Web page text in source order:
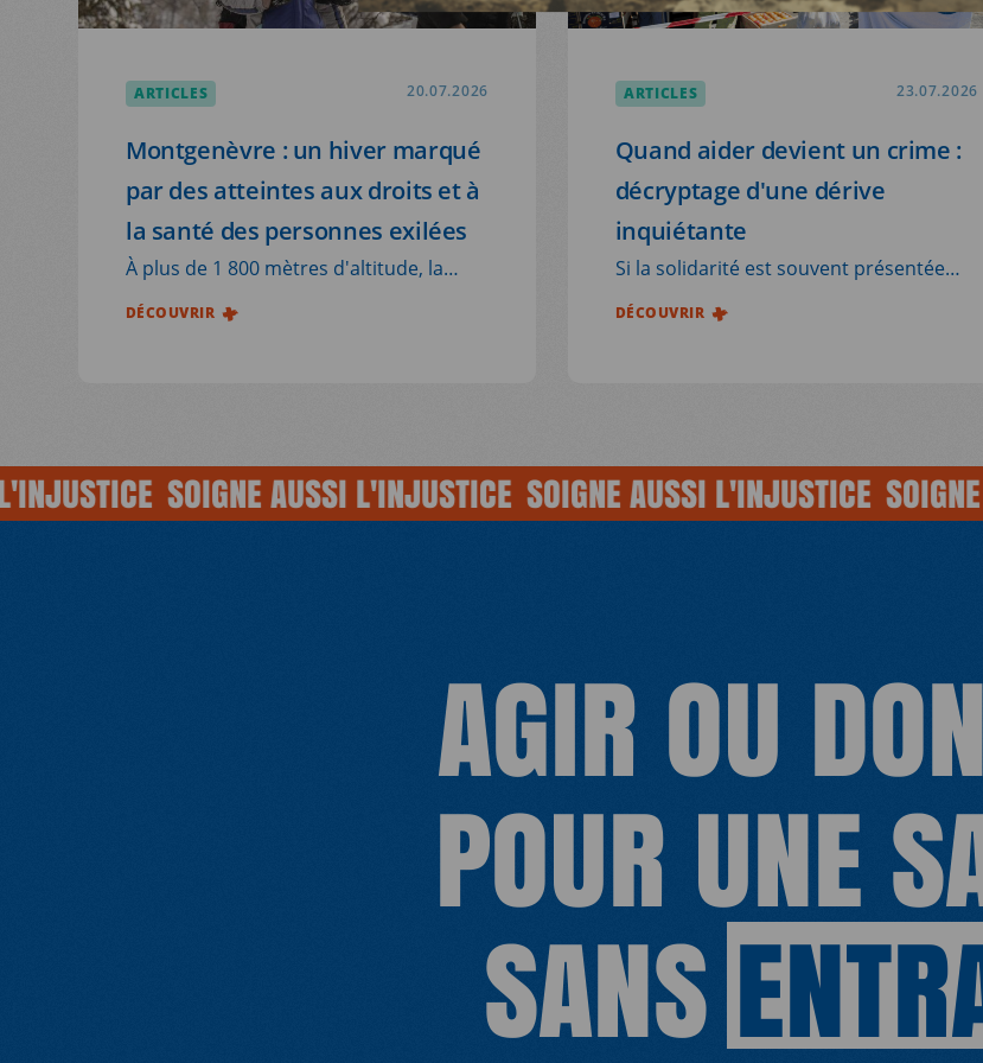
ARTICLES 20.07.2026
Montgenèvre : un hiver marqué
par des atteintes aux droits et à
la santé des personnes exilées
À plus de 1 800 mètres d'altitude, la
frontière franco-italienne de
montagne dans des conditions
particulièrement difficiles. L'hiver
DÉCOUVRIR
ARTICLES 23.07.2026
Quand aider devient un crime :
décryptage d'une dérive
inquiétante
Si la solidarité est souvent présentée
comme une valeur fondamentale ne
terrain, spécialiste de la frontière et des
migrations, Sophie Djigo mène des
solidarités.
DÉCOUVRIR
SOIGNE AUSSI L'INJUSTICE SOIGNE AUSSI L'INJUSTICE SOIGNE
AGIR OU
POUR UNE
SANS